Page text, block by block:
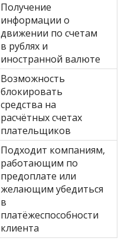
Получение
информации о
движении по счетам
в рублях и
иностранной валюте
Возможность
блокировать
средства на
расчётных счетах
плательщиков
Подходит компаниям,
работающим по
предоплате или
желающим убедиться
в
платёжеспособности
клиента